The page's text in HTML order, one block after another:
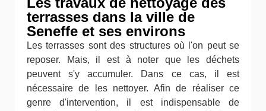
terrasses dans la ville de
Seneffe et ses environs
Les terrasses sont des structures où l'on peut se
reposer. Mais, il est à noter que les déchets
peuvent s'y accumuler. Dans ce cas, il est
nécessaire de les nettoyer. Afin de réaliser ce
genre d'intervention, il est indispensable de